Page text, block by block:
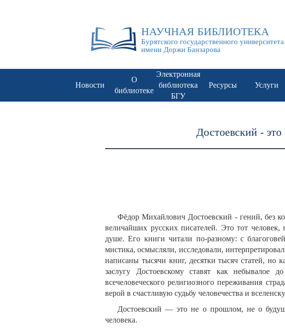
НАУЧНАЯ БИБЛИОТЕКА
Бурятского государственного университета
имени Доржи Банзарова
Новости
О
библиотеке
Электронная
библиотека
БГУ
Ресурсы Услуги
Достоевский -
Фёдор Михайлович Достоевский - гений, без
величайших русских писателей. Это тот
душе. Его книги читали по-разному: с
мистика, осмысляли, исследовали,
написаны тысячи книг, десятки тысяч статей, но
заслугу Достоевскому ставят как небывалое
всечеловеческого религиозного переживания
верой в счастливую судьбу человечества и
Достоевский — это не о прошлом, не о
человека.